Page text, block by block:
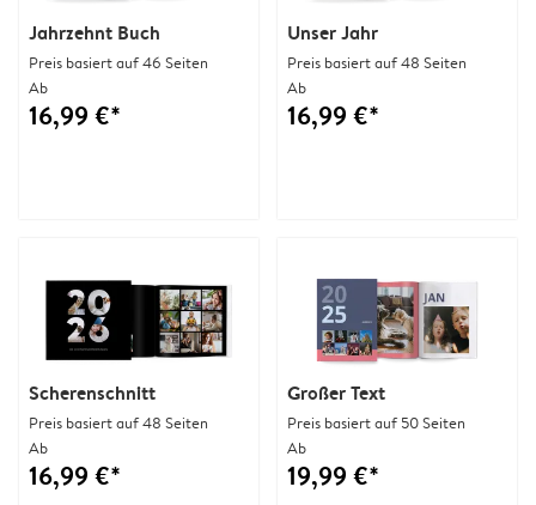
Jahrzehnt Buch
Preis basiert auf 46 Seiten
Ab
16,99 €*
Unser Jahr
Preis basiert auf 48 Seiten
Ab
16,99 €*
Scherenschnitt
Preis basiert auf 48 Seiten
Ab
16,99 €*
Großer Text
Preis basiert auf 50 Seiten
Ab
19,99 €*